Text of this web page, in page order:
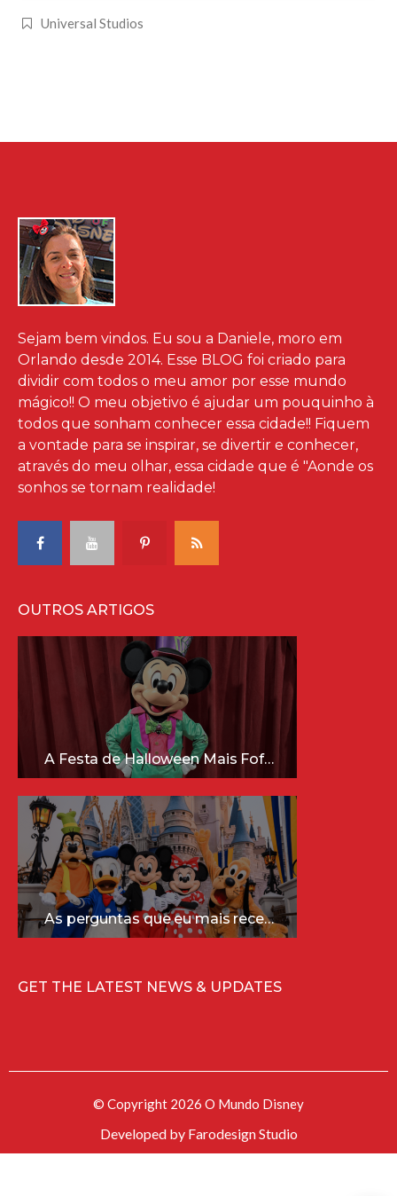
Universal Studios
Sejam bem vindos. Eu sou a Daniele, moro em
Orlando desde 2014. Esse BLOG foi criado para
dividir com todos o meu amor por esse mundo
mágico!! O meu objetivo é ajudar um pouquinho à
todos que sonham conhecer essa cidade!! Fiquem
a vontade para se inspirar, se divertir e conhecer,
através do meu olhar, essa cidade que é "Aonde os
sonhos se tornam realidade!
OUTROS ARTIGOS
A Festa de Halloween Mais Fofa da Disney Está Chegando!
As perguntas que eu mais recebo sobre a Disney (e as respostas mais sinceras!)
GET THE LATEST NEWS & UPDATES
© Copyright 2026 O Mundo Disney
Developed by Farodesign Studio